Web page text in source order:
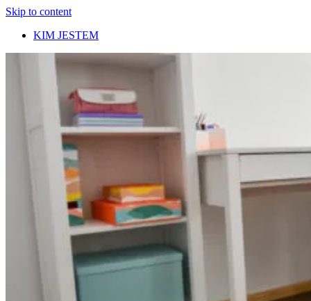
Skip to content
KIM JESTEM